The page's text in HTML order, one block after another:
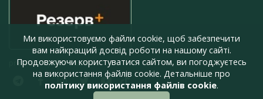
press@armyinform.com.ua
Ми використовуємо файли cookie, щоб забезпечити
вам найкращий досвід роботи на нашому сайті.
Продовжуючи користуватися сайтом, ви погоджуєтесь
на використання файлів cookie. Детальніше про
політику використання файлів cookie.